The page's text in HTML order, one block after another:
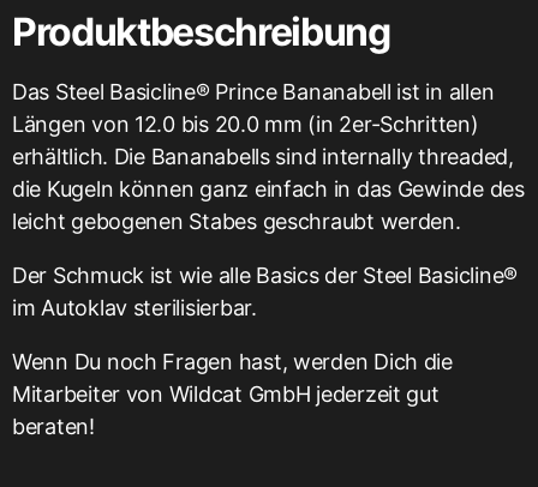
Produktbeschreibung
Das Steel Basicline® Prince Bananabell ist in allen
Längen von 12.0 bis 20.0 mm (in 2er-Schritten)
erhältlich. Die Bananabells sind internally threaded,
die Kugeln können ganz einfach in das Gewinde des
leicht gebogenen Stabes geschraubt werden.
Der Schmuck ist wie alle Basics der Steel Basicline®
im Autoklav sterilisierbar.
Wenn Du noch Fragen hast, werden Dich die
Mitarbeiter von Wildcat GmbH jederzeit gut
beraten!